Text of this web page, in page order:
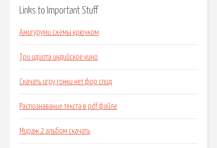
Links to Important Stuff
Амигуруми схемы крючком
Три идиота индийское кино
Скачать игру гонки нет фор спид
Распознавание текста в pdf файле
Мираж 2 альбом скачать